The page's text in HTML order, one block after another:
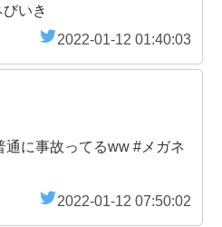
いき
2022-01-12 01:40:03
通に事故ってるww #メガネ
2022-01-12 07:50:02